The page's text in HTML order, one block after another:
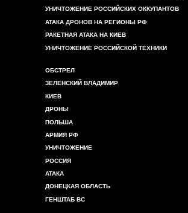
УНИЧТОЖЕНИЕ РОССИЙСКИХ ОККУПАНТОВ
АТАКА ДРОНОВ НА РЕГИОНЫ РФ
РАКЕТНАЯ АТАКА НА КИЕВ
УНИЧТОЖЕНИЕ РОССИЙСКОЙ ТЕХНИКИ
ОБСТРЕЛ
ЗЕЛЕНСКИЙ ВЛАДИМИР
КИЕВ
ДРОНЫ
ПОЛЬША
АРМИЯ РФ
УНИЧТОЖЕНИЕ
РОССИЯ
АТАКА
ДОНЕЦКАЯ ОБЛАСТЬ
ГЕНШТАБ ВС